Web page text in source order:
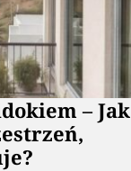
– Jak